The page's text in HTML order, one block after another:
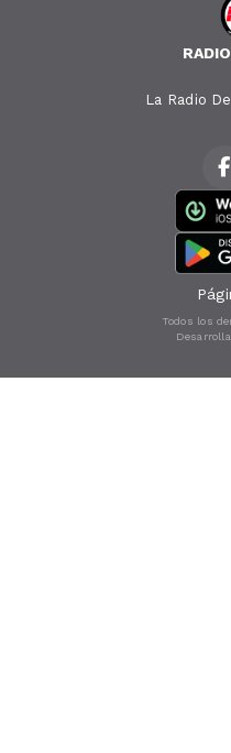
La Radio
Todos los